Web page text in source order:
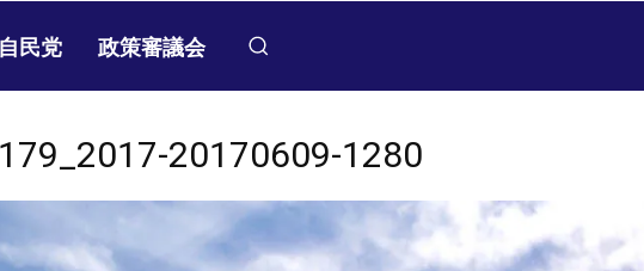
民党 政策審議会
20170609-1280